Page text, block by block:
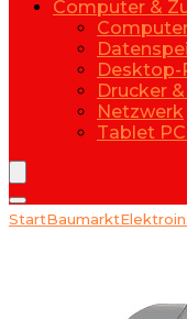
Computer &
Desktop-
Drucker
Netzwerk
Tablet
StartBaumarkt